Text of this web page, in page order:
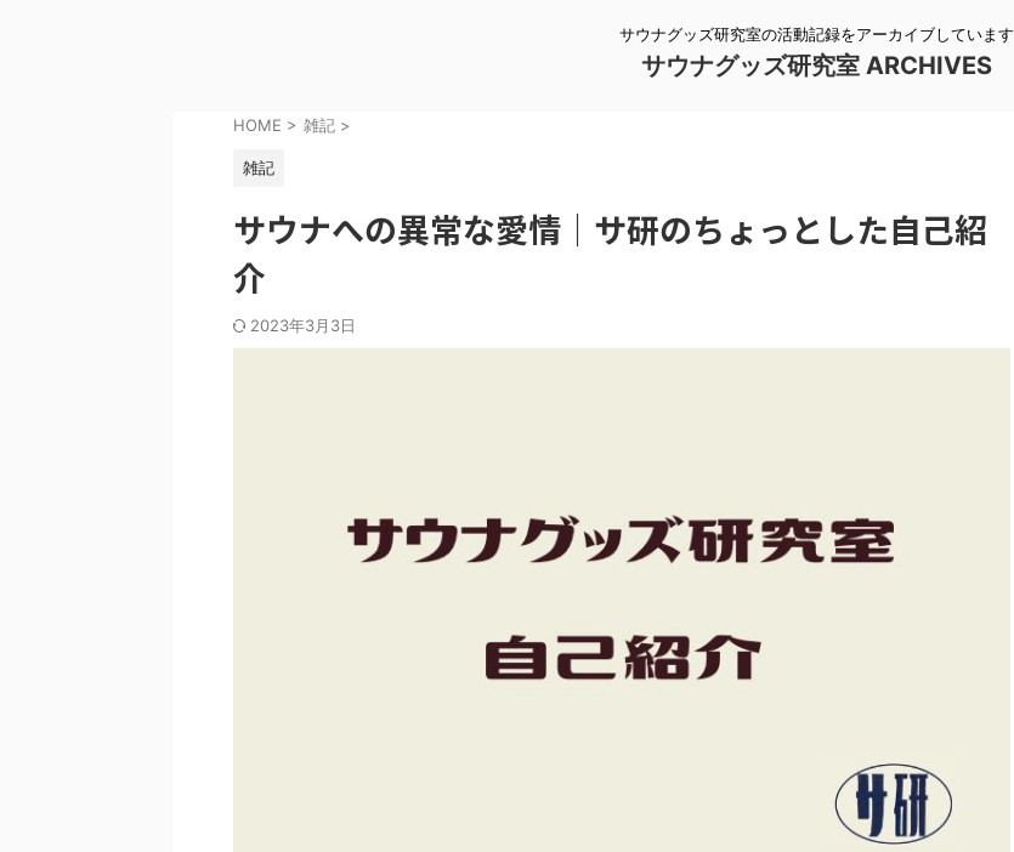
サウナグッズ研究室の活動記録をアーカイブしています
サウナグッズ研究室 ARCHIVES
HOME > 雑記 >
雑記
サウナへの異常な愛情｜サ研のちょっとした自己紹
介
2023年3月3日